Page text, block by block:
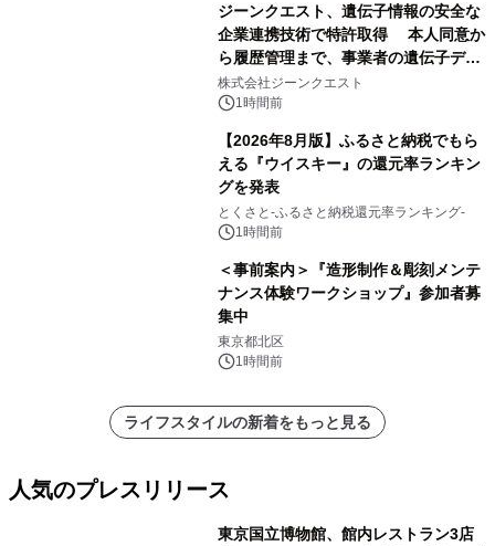
ジーンクエスト、遺伝子情報の安全な
企業連携技術で特許取得 本人同意か
ら履歴管理まで、事業者の遺伝子デー
タ活用を支援
株式会社ジーンクエスト
1時間前
【2026年8月版】ふるさと納税でもら
える『ウイスキー』の還元率ランキン
グを発表
とくさと-ふるさと納税還元率ランキング-
1時間前
＜事前案内＞『造形制作＆彫刻メンテ
ナンス体験ワークショップ』参加者募
集中
東京都北区
1時間前
ライフスタイルの新着をもっと見る
人気のプレスリリース
東京国立博物館、館内レストラン3店